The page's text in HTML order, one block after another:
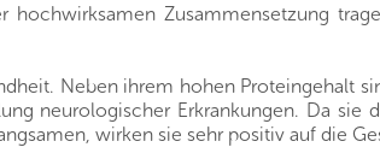
Zusammensetzung
Neben ihrem hohen Proteingehalt
neurologischer Erkrankungen. Da sie
wirken sie sehr positiv auf die